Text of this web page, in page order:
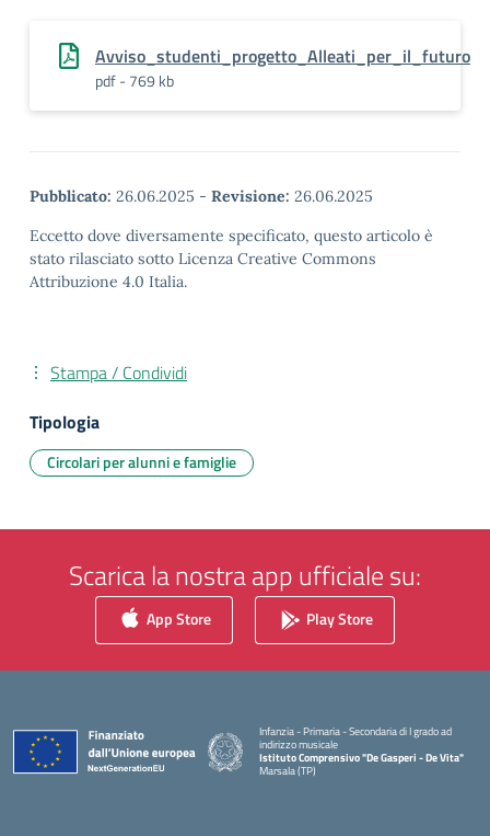
Avviso_studenti_progetto_Alleati_per_il_futuro
pdf - 769 kb
Pubblicato: 26.06.2025 - Revisione: 26.06.2025
Eccetto dove diversamente specificato, questo articolo è
stato rilasciato sotto Licenza Creative Commons
Attribuzione 4.0 Italia.
Stampa / Condividi
Tipologia
Circolari per alunni e famiglie
Scarica la nostra app ufficiale su:
App Store Play Store
Infanzia - Primaria - Secondaria di I grado ad
indirizzo musicale
Istituto Comprensivo "De Gasperi - De Vita"
Marsala (TP)